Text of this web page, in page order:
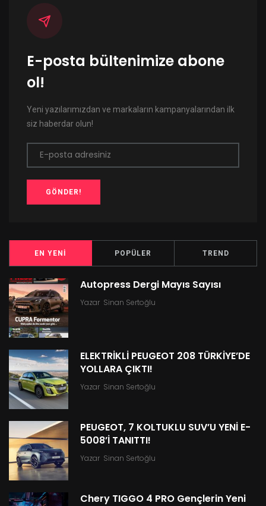
E-posta bültenimize abone
ol!
Yeni yazılarımızdan ve markaların kampanyalarından ilk
siz haberdar olun!
E-posta adresiniz
GÖNDER!
EN YENI POPÜLER TREND
Autopress Dergi Mayıs Sayısı
Yazar Sinan Sertoğlu
ELEKTRİKLİ PEUGEOT 208 TÜRKİYE’DE
YOLLARA ÇIKTI!
Yazar Sinan Sertoğlu
PEUGEOT, 7 KOLTUKLU SUV’U YENİ E-
5008’İ TANITTI!
Yazar Sinan Sertoğlu
Chery TIGGO 4 PRO Gençlerin Yeni